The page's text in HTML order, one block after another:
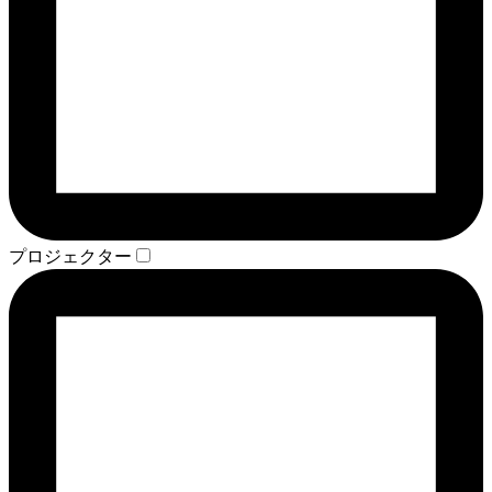
プロジェクター